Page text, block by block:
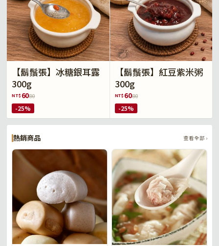
【鬍鬚張】冰糖銀耳露
300g
NT$ 6080
-25%
【鬍鬚張】紅豆紫米粥
300g
NT$ 6080
-25%
熱銷商品 查看全部 ›